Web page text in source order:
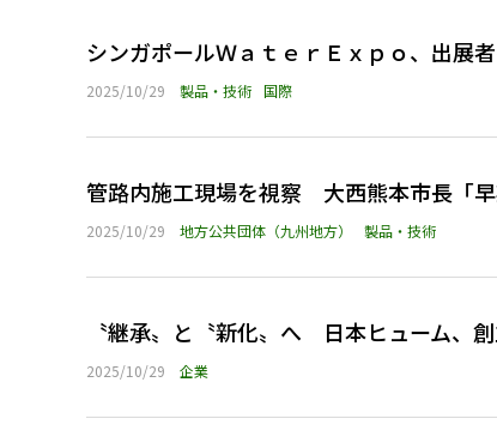
シンガポールＷａｔｅｒＥｘｐｏ、出展
2025/10/29 製品・技術 国際
管路内施工現場を視察 大西熊本市長「早
2025/10/29 地方公共団体（九州地方） 製品・技術
〝継承〟と〝新化〟へ 日本ヒューム、
2025/10/29 企業